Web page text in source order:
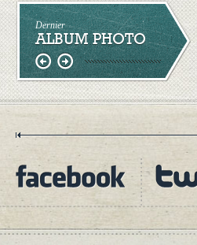
Dernier
ALBUM PHOTO